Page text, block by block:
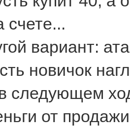
счете...
вариант:
новичок
следующем
от